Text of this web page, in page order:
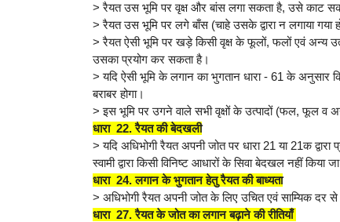
> रैयत उस भूमि पर वृक्ष और बांस लगा सकता है, उसे काट
> रैयत उस भूमि पर लगे बाँस (चाहे उसके द्वारा न लगाया
> रैयत ऐसी भूमि पर खड़े किसी वृक्ष के फूलों, फलों एवं अन्य
उसका प्रयोग कर सकता है।
> यदि ऐसी भूमि के लगान का भुगतान धारा - 61 के अनुसार
बराबर होगा।
> इस भूमि पर उगने वाले सभी वृक्षों के उत्पादों (फल, फूल व
धारा 22. रैयत की बेदखली
> यदि अधिभोगी रैयत अपनी जोत पर धारा 21 या 21क
स्वामी द्वारा किसी विनिष्ट आधारों के सिवा बेदखल नहीं किया
धारा 24. लगान के भुगतान हेतु रैयत की बाध्यता
> अधिभोगी रैयत अपनी जोत के लिए उचित एवं साम्यिक दर
धारा 27. रैयत के जोत का लगान बढ़ाने की रीतियाँ